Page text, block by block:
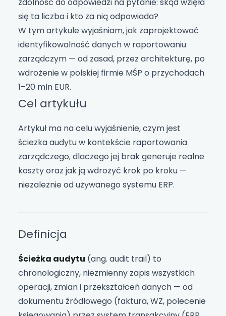
się ta liczba i kto za nią odpowiada?
W tym artykule wyjaśniam, jak zaprojektować
identyfikowalność danych w raportowaniu
zarządczym — od zasad, przez architekturę, po
wdrożenie w polskiej firmie MŚP o przychodach
1–20 mln EUR.
Cel artykułu
Artykuł ma na celu wyjaśnienie, czym jest
ścieżka audytu w kontekście raportowania
zarządczego, dlaczego jej brak generuje realne
koszty oraz jak ją wdrożyć krok po kroku —
niezależnie od używanego systemu ERP.
Definicja
Ścieżka audytu (ang. audit trail) to
chronologiczny, niezmienny zapis wszystkich
operacji, zmian i przekształceń danych — od
dokumentu źródłowego (faktura, WZ, polecenie